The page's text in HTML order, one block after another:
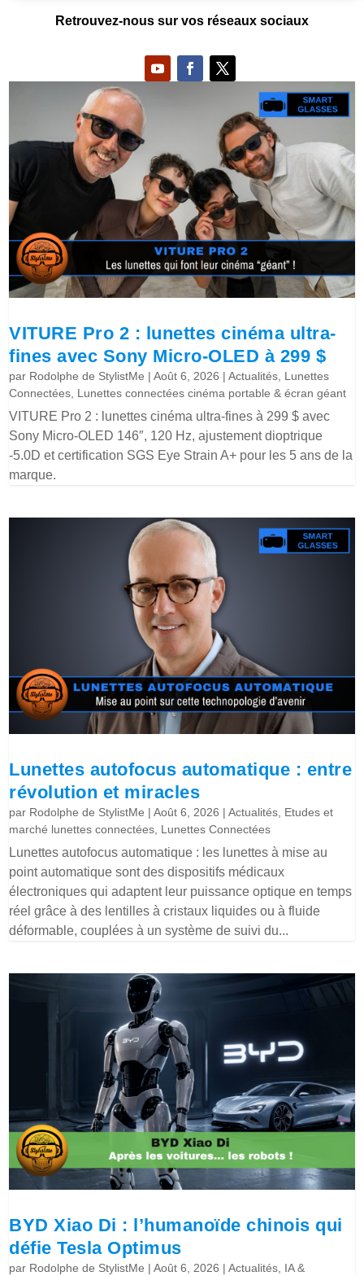
Retrouvez-nous sur vos réseaux sociaux
VITURE Pro 2 : lunettes cinéma ultra-
fines avec Sony Micro-OLED à 299 $
par Rodolphe de StylistMe |Août 6, 2026 |Actualités Lunettes
Connectées Lunettes connectées cinéma portable & écran géant
VITURE Pro 2 : lunettes cinéma ultra-fines à 299 $ avec
Sony Micro-OLED 146″, 120 Hz, ajustement dioptrique
-5.0D et certification SGS Eye Strain A+ pour les 5 ans de la
marque.
Lunettes autofocus automatique : entre
révolution et miracles
par Rodolphe de StylistMe |Août 6, 2026 |Actualités Etudes et
marché lunettes connectées Lunettes Connectées
Lunettes autofocus automatique : les lunettes à mise au
point automatique sont des dispositifs médicaux
électroniques qui adaptent leur puissance optique en temps
réel grâce à des lentilles à cristaux liquides ou à fluide
déformable, couplées à un système de suivi du...
BYD Xiao Di : l’humanoïde chinois qui
défie Tesla Optimus
par Rodolphe de StylistMe |Août 6, 2026 |Actualités IA &